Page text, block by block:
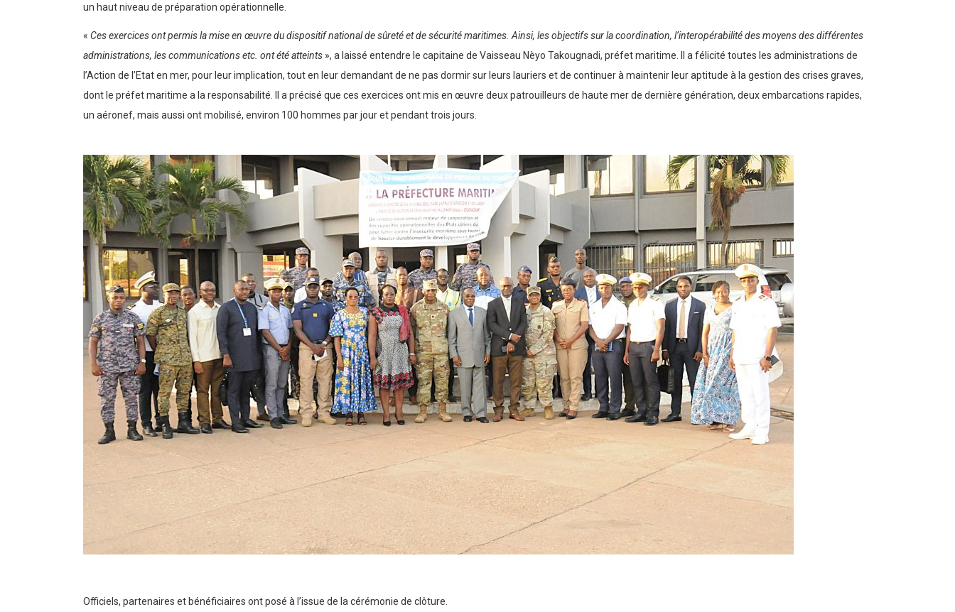
un haut niveau de préparation opérationnelle.
« Ces exercices ont permis la mise en œuvre du dispositif national de sûreté et de sécurité maritimes. Ainsi, les objectifs sur la coordination, l’interopérabilité des moyens des différentes
administrations, les communications etc. ont été atteints », a laissé entendre le capitaine de Vaisseau Nèyo Takougnadi, préfet maritime. Il a félicité toutes les administrations de
l’Action de l’Etat en mer, pour leur implication, tout en leur demandant de ne pas dormir sur leurs lauriers et de continuer à maintenir leur aptitude à la gestion des crises graves,
dont le préfet maritime a la responsabilité. Il a précisé que ces exercices ont mis en œuvre deux patrouilleurs de haute mer de dernière génération, deux embarcations rapides,
un aéronef, mais aussi ont mobilisé, environ 100 hommes par jour et pendant trois jours.
Officiels, partenaires et bénéficiaires ont posé à l’issue de la cérémonie de clôture.